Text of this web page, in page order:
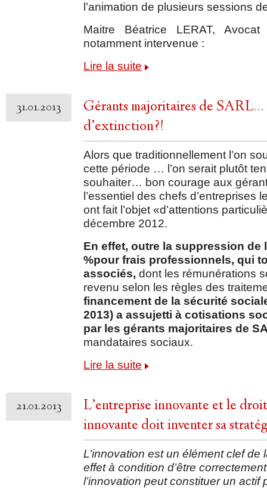
l’animation de plusieurs sessions
Maitre Béatrice LERAT,
notamment intervenue :
Lire la suite
31.01.2013
Gérants majoritaires de SARL…
d’extinction?!
Alors que traditionnellement l’on
cette période … l’on serait plutôt
souhaiter… bon courage aux
l’essentiel des chefs d’entreprises
ont fait l’objet «d’attentions
décembre 2012.
En effet, outre la suppression de
%pour frais professionnels, qui
associés, dont les rémunérations
revenu selon les règles des
financement de la sécurité
2013) a assujetti à cotisations
par les gérants majoritaires de
mandataires sociaux.
Lire la suite
21.01.2013
L’entreprise innovante et le
innovante doit inventer sa
L’innovation est un élément clef
effet à condition d’être
l’innovation peut constituer un